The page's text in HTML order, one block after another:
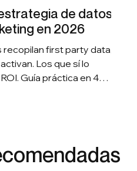
de datos
en 2026
recopilan first party data,
Los que sí lo
Guía práctica en 4